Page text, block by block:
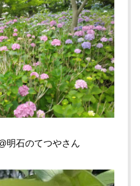
明石のてつやさん